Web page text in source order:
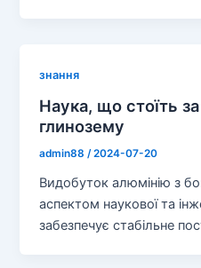
знання
Наука, що стоїть
глинозему
admin88 /2024-07-20
Видобуток алюмінію з
аспектом наукової та
забезпечує стабільне